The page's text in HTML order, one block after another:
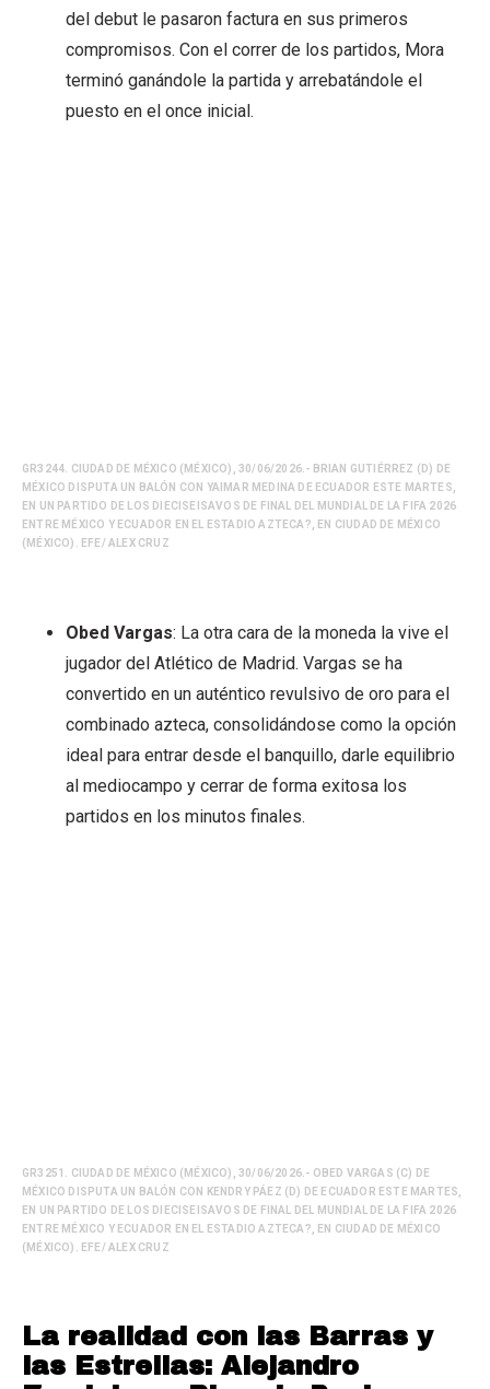
del debut le pasaron factura en sus primeros
compromisos. Con el correr de los partidos, Mora
terminó ganándole la partida y arrebatándole el
puesto en el once inicial.
GR3244. CIUDAD DE MÉXICO (MÉXICO), 30/06/2026.- BRIAN GUTIÉRREZ (D) DE
MÉXICO DISPUTA UN BALÓN CON YAIMAR MEDINA DE ECUADOR ESTE MARTES,
EN UN PARTIDO DE LOS DIECISEISAVOS DE FINAL DEL MUNDIAL DE LA FIFA 2026
ENTRE MÉXICO Y ECUADOR EN EL ESTADIO AZTECA?, EN CIUDAD DE MÉXICO
(MÉXICO). EFE/ ALEX CRUZ
Obed Vargas: La otra cara de la moneda la vive el
jugador del Atlético de Madrid. Vargas se ha
convertido en un auténtico revulsivo de oro para el
combinado azteca, consolidándose como la opción
ideal para entrar desde el banquillo, darle equilibrio
al mediocampo y cerrar de forma exitosa los
partidos en los minutos finales.
GR3251. CIUDAD DE MÉXICO (MÉXICO), 30/06/2026.- OBED VARGAS (C) DE
MÉXICO DISPUTA UN BALÓN CON KENDRY PÁEZ (D) DE ECUADOR ESTE MARTES,
EN UN PARTIDO DE LOS DIECISEISAVOS DE FINAL DEL MUNDIAL DE LA FIFA 2026
ENTRE MÉXICO Y ECUADOR EN EL ESTADIO AZTECA?, EN CIUDAD DE MÉXICO
(MÉXICO). EFE/ ALEX CRUZ
La realidad con las Barras y
las Estrellas: Alejandro